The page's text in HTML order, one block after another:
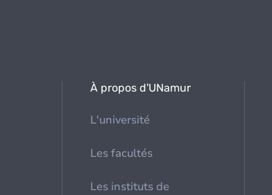
À propos d'UNamur
L'université
Les facultés
Les instituts de